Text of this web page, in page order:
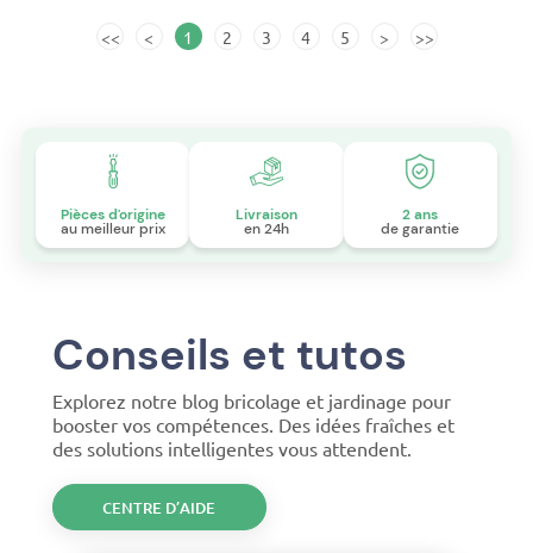
<< < 1 2 3 4 5 > >>
Pièces d'origine
au meilleur prix
Livraison
en 24h
2 ans
de garantie
Conseils et tutos
Explorez notre blog bricolage et jardinage pour
booster vos compétences. Des idées fraîches et
des solutions intelligentes vous attendent.
CENTRE D’AIDE